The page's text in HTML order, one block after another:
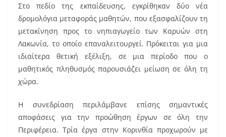
Στο πεδίο της εκπαίδευσης, εγκρίθηκαν δύο νέα
δρομολόγια μεταφοράς μαθητών, που εξασφαλίζουν τη
μετακίνηση προς το νηπιαγωγείο των Καρυών στη
Λακωνία, το οποίο επαναλειτουργεί. Πρόκειται για μια
ιδιαίτερα θετική εξέλιξη, σε μια περίοδο που ο
μαθητικός πληθυσμός παρουσιάζει μείωση σε όλη τη
χώρα.
Η συνεδρίαση περιλάμβανε επίσης σημαντικές
αποφάσεις για την προώθηση έργων σε όλη την
Περιφέρεια. Τρία έργα στην Κορινθία προχωρούν με